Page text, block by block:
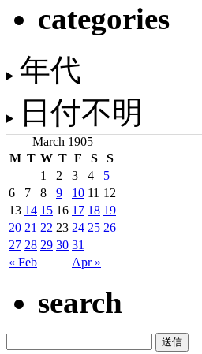
categories
年代
日付不明
March 1905
M T W T F S S
« Feb Apr »
1 2 3 4
5
6
7 8 9 10 11 12
13 14 15 16 17 18 19
20 21 22 23 24 25 26
27 28 29 30 31
search